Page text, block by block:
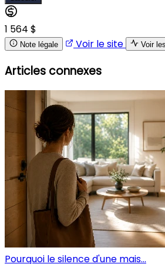
1 564 $
Note légale Voir le site Voir
Articles connexes
Pourquoi le silence d'une mais...